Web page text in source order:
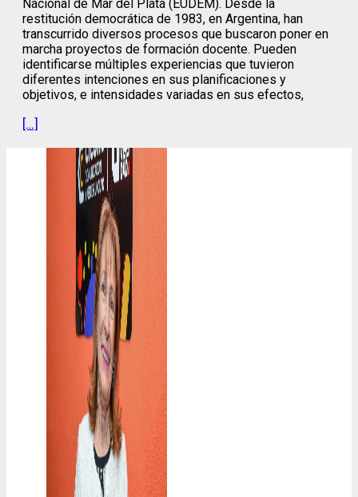
Nacional de Mar del Plata (EUDEM). Desde la
restitución democrática de 1983, en Argentina, han
transcurrido diversos procesos que buscaron poner en
marcha proyectos de formación docente. Pueden
identificarse múltiples experiencias que tuvieron
diferentes intenciones en sus planificaciones y
objetivos, e intensidades variadas en sus efectos,
[…]